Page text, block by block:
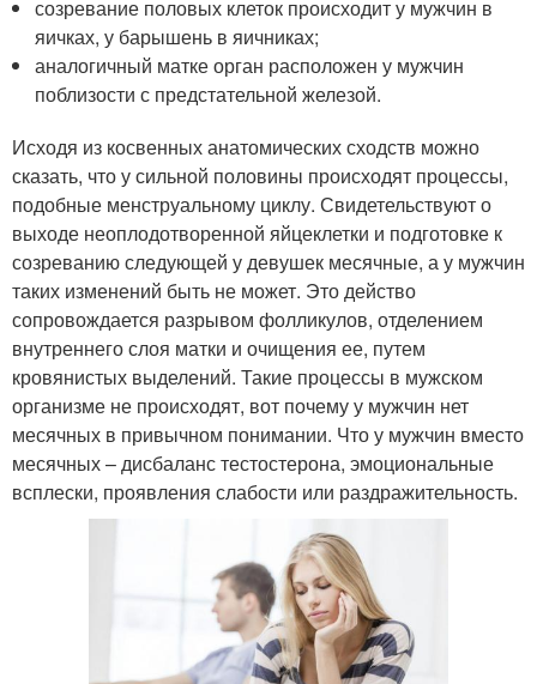
созревание половых клеток происходит у мужчин в
яичках, у барышень в яичниках;
аналогичный матке орган расположен у мужчин
поблизости с предстательной железой.
Исходя из косвенных анатомических сходств можно
сказать, что у сильной половины происходят процессы,
подобные менструальному циклу. Свидетельствуют о
выходе неоплодотворенной яйцеклетки и подготовке к
созреванию следующей у девушек месячные, а у мужчин
таких изменений быть не может. Это действо
сопровождается разрывом фолликулов, отделением
внутреннего слоя матки и очищения ее, путем
кровянистых выделений. Такие процессы в мужском
организме не происходят, вот почему у мужчин нет
месячных в привычном понимании. Что у мужчин вместо
месячных – дисбаланс тестостерона, эмоциональные
всплески, проявления слабости или раздражительность.